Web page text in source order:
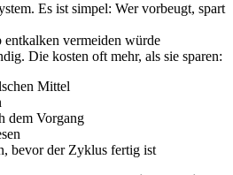
Es ist simpel: Wer vorbeugt, spart
vermeiden würde
Die kosten oft mehr, als sie sparen:
Mittel
dem Vorgang
bevor der Zyklus fertig ist